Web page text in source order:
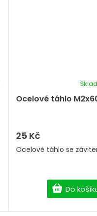
Ocelové táhlo
25 Kč
Do
Ocelové táhlo se